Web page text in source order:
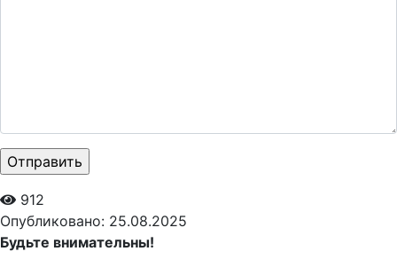
912
Опубликовано: 25.08.2025
Будьте внимательны!